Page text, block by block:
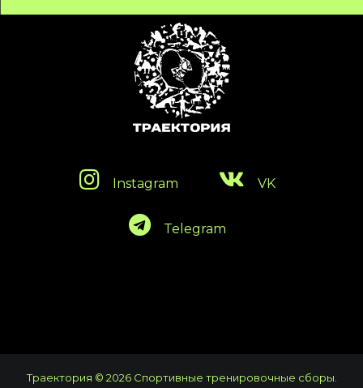
Instagram VK
Telegram
Траектория © 2026 Спортивные тренировочные сборы.